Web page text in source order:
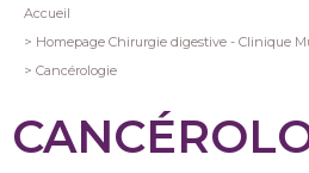
Fil
d'Ariane
Accueil
Homepage Chirurgie digestive - Clinique
Cancérologie